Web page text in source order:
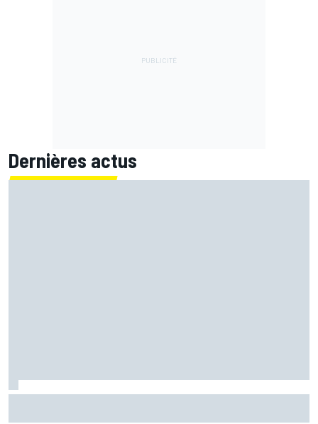
Dernières actus